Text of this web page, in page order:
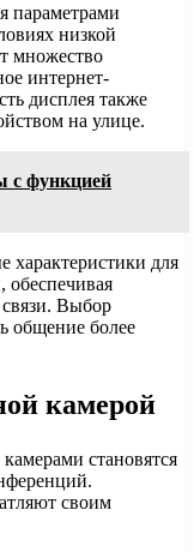
параметрами
низкой
множество
интернет-
дисплея также
на улице.
с функцией
характеристики для
обеспечивая
связи. Выбор
общение более
камерой
становятся
своим